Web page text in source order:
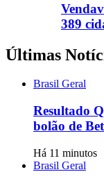
389
Últimas
Brasil Geral
Resultado
bolão de
Há 11 minutos
Brasil Geral